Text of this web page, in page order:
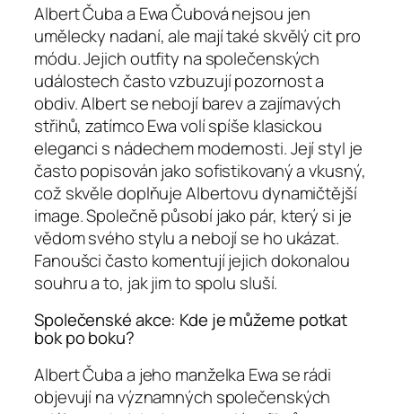
Albert Čuba a Ewa Čubová nejsou jen
umělecky nadaní, ale mají také skvělý cit pro
módu. Jejich outfity na společenských
událostech často vzbuzují pozornost a
obdiv. Albert se nebojí barev a zajímavých
střihů, zatímco Ewa volí spíše klasickou
eleganci s nádechem modernosti. Její styl je
často popisován jako sofistikovaný a vkusný,
což skvěle doplňuje Albertovu dynamičtější
image. Společně působí jako pár, který si je
vědom svého stylu a nebojí se ho ukázat.
Fanoušci často komentují jejich dokonalou
souhru a to, jak jim to spolu sluší.
Společenské akce: Kde je můžeme potkat
bok po boku?
Albert Čuba a jeho manželka Ewa se rádi
objevují na významných společenských